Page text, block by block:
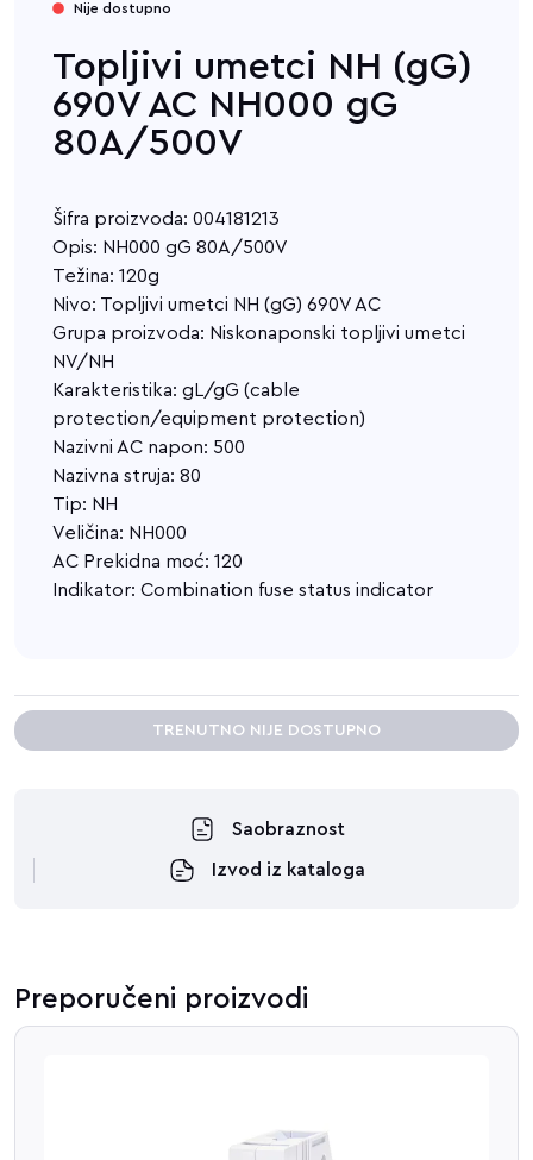
Nije dostupno
Topljivi umetci NH (gG)
690V AC NH000 gG
80A/500V
Šifra proizvoda: 004181213
Opis: NH000 gG 80A/500V
Težina: 120g
Nivo: Topljivi umetci NH (gG) 690V AC
Grupa proizvoda: Niskonaponski topljivi umetci
NV/NH
Karakteristika: gL/gG (cable
protection/equipment protection)
Nazivni AC napon: 500
Nazivna struja: 80
Tip: NH
Veličina: NH000
AC Prekidna moć: 120
Indikator: Combination fuse status indicator
TRENUTNO NIJE DOSTUPNO
Saobraznost
Izvod iz kataloga
Preporučeni proizvodi